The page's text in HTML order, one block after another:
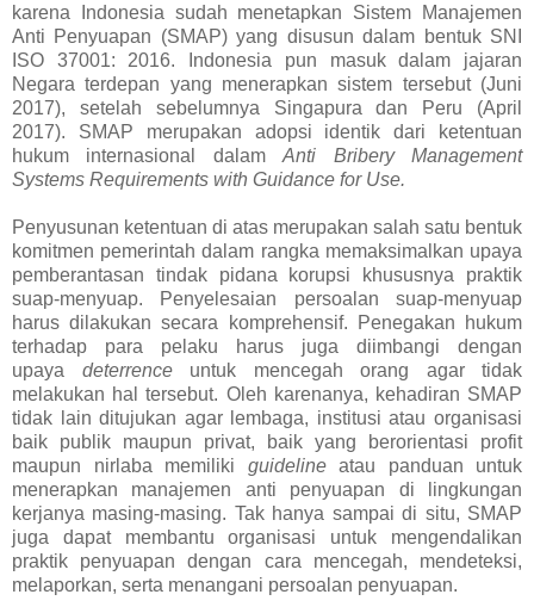
karena Indonesia sudah menetapkan Sistem Manajemen
Anti Penyuapan (SMAP) yang disusun dalam bentuk SNI
ISO 37001: 2016. Indonesia pun masuk dalam jajaran
Negara terdepan yang menerapkan sistem tersebut (Juni
2017), setelah sebelumnya Singapura dan Peru (April
2017). SMAP merupakan adopsi identik dari ketentuan
hukum internasional dalamAnti Bribery Management
Systems Requirements with Guidance for Use.
Penyusunan ketentuan di atas merupakan salah satu bentuk
komitmen pemerintah dalam rangka memaksimalkan upaya
pemberantasan tindak pidana korupsi khususnya praktik
suap-menyuap. Penyelesaian persoalan suap-menyuap
harus dilakukan secara komprehensif. Penegakan hukum
terhadap para pelaku harus juga diimbangi dengan
upaya deterrenceuntuk mencegah orang agar tidak
melakukan hal tersebut. Oleh karenanya, kehadiran SMAP
tidak lain ditujukan agar lembaga, institusi atau organisasi
baik publik maupun privat, baik yang berorientasi profit
maupun nirlaba memiliki guidelineatau panduan untuk
menerapkan manajemen anti penyuapan di lingkungan
kerjanya masing-masing. Tak hanya sampai di situ, SMAP
juga dapat membantu organisasi untuk mengendalikan
praktik penyuapan dengan cara mencegah, mendeteksi,
melaporkan, serta menangani persoalan penyuapan.